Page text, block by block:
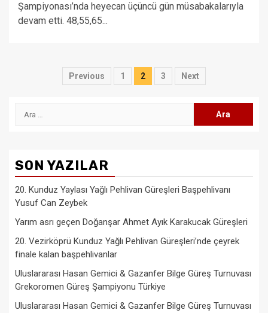
Şampiyonası’nda heyecan üçüncü gün müsabakalarıyla
devam etti. 48,55,65...
Yazı
Previous 1 2 3 Next
Arama:
SON YAZILAR
20. Kunduz Yaylası Yağlı Pehlivan Güreşleri Başpehlivanı
Yusuf Can Zeybek
Yarım asrı geçen Doğanşar Ahmet Ayık Karakucak Güreşleri
20. Vezirköprü Kunduz Yağlı Pehlivan Güreşleri’nde çeyrek
finale kalan başpehlivanlar
Uluslararası Hasan Gemici & Gazanfer Bilge Güreş Turnuvası
Grekoromen Güreş Şampiyonu Türkiye
Uluslararası Hasan Gemici & Gazanfer Bilge Güreş Turnuvası